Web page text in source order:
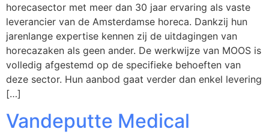
horecasector met meer dan 30 jaar ervaring als vaste
leverancier van de Amsterdamse horeca. Dankzij hun
jarenlange expertise kennen zij de uitdagingen van
horecazaken als geen ander. De werkwijze van MOOS is
volledig afgestemd op de specifieke behoeften van
deze sector. Hun aanbod gaat verder dan enkel levering
[…]
Vandeputte Medical